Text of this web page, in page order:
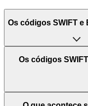
Os códigos SWIFT e
O acrónimo SWIFT
Interbank Financial
Mundiais)". Trata-se
processam
Os códigos